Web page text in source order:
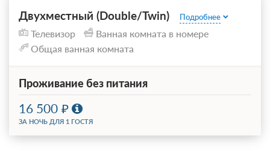
Двухместный (Double/Twin) Подробнее
Телевизор
Ванная комната в номере
Общая ванная комната
Проживание без питания
16 500
ЗА НОЧЬ ДЛЯ 1 ГОСТЯ